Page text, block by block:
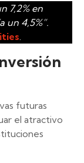
7,2% en
un 4,5%”.
.
futuras
el atractivo